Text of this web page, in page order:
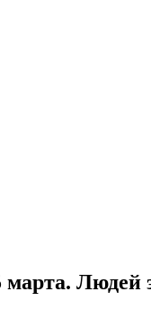
Людей